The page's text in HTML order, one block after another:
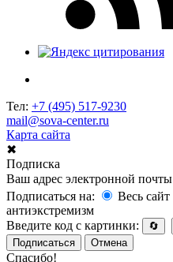
Тел: +7 (495) 517-9230
mail@sova-center.ru
Карта сайта
✖
Подписка
Ваш адрес электронной почты
Подписаться на:
Весь сайт
антиэкстремизм
Введите код с картинки:
🔄
Подписаться
Отмена
Спасибо!